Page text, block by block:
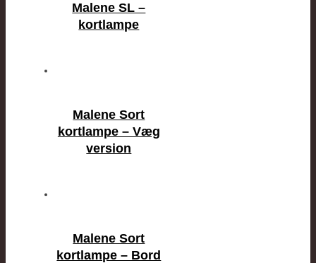
Malene SL –
kortlampe
Malene Sort
kortlampe – Væg
version
Malene Sort
kortlampe – Bord